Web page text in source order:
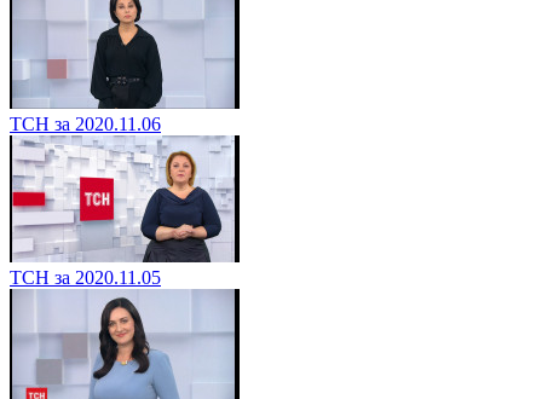
ТСН за 2020.11.06
ТСН за 2020.11.05